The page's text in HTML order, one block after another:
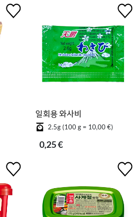
일회용 와사비
2.5g (100 g = 10,00 €)
0,25 €